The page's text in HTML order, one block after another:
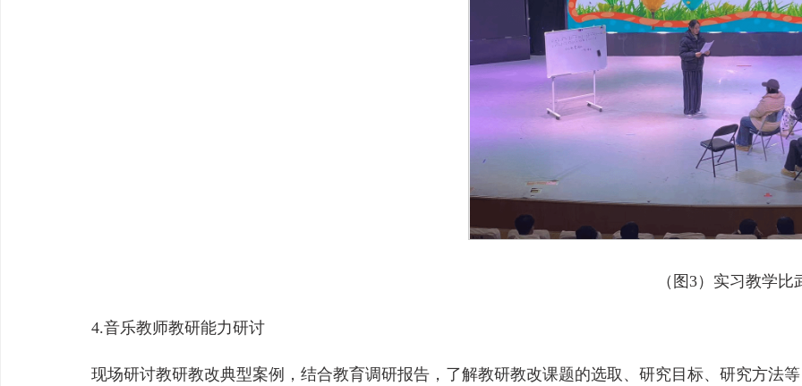
（图3）实习教学比
4.音乐教师教研能力研讨
现场研讨教研教改典型案例，结合教育调研报告，了解教研教改课题的选取、研究目标、研究方法